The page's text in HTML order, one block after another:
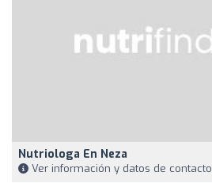
Nutriologa En Neza
Ver información y datos de contacto